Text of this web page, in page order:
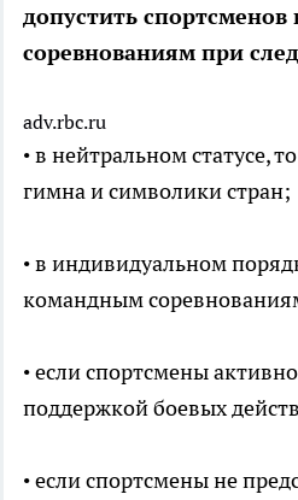
допустить
соревнованиям при
adv.rbc.ru
• в нейтральном статусе,
гимна и символики стран;
• в индивидуальном
командным
• если спортсмены
поддержкой боевых
• если спортсмены не